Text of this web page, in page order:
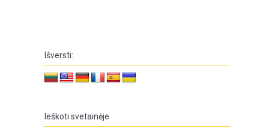
Išversti:
Ieškoti svetainėje